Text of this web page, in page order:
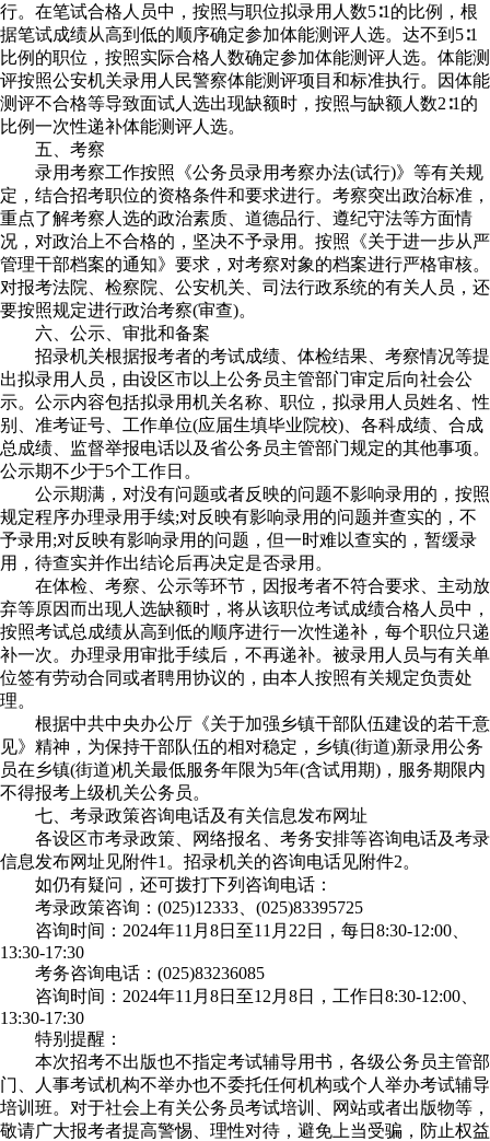
行。在笔试合格人员中，按照与职位拟录用人数5∶1的比例，根
据笔试成绩从高到低的顺序确定参加体能测评人选。达不到5∶1
比例的职位，按照实际合格人数确定参加体能测评人选。体能测
评按照公安机关录用人民警察体能测评项目和标准执行。因体能
测评不合格等导致面试人选出现缺额时，按照与缺额人数2∶1的
比例一次性递补体能测评人选。
五、考察
录用考察工作按照《公务员录用考察办法(试行)》等有关规
定，结合招考职位的资格条件和要求进行。考察突出政治标准，
重点了解考察人选的政治素质、道德品行、遵纪守法等方面情
况，对政治上不合格的，坚决不予录用。按照《关于进一步从严
管理干部档案的通知》要求，对考察对象的档案进行严格审核。
对报考法院、检察院、公安机关、司法行政系统的有关人员，还
要按照规定进行政治考察(审查)。
六、公示、审批和备案
招录机关根据报考者的考试成绩、体检结果、考察情况等提
出拟录用人员，由设区市以上公务员主管部门审定后向社会公
示。公示内容包括拟录用机关名称、职位，拟录用人员姓名、性
别、准考证号、工作单位(应届生填毕业院校)、各科成绩、合成
总成绩、监督举报电话以及省公务员主管部门规定的其他事项。
公示期不少于5个工作日。
公示期满，对没有问题或者反映的问题不影响录用的，按照
规定程序办理录用手续;对反映有影响录用的问题并查实的，不
予录用;对反映有影响录用的问题，但一时难以查实的，暂缓录
用，待查实并作出结论后再决定是否录用。
在体检、考察、公示等环节，因报考者不符合要求、主动放
弃等原因而出现人选缺额时，将从该职位考试成绩合格人员中，
按照考试总成绩从高到低的顺序进行一次性递补，每个职位只递
补一次。办理录用审批手续后，不再递补。被录用人员与有关单
位签有劳动合同或者聘用协议的，由本人按照有关规定负责处
理。
根据中共中央办公厅《关于加强乡镇干部队伍建设的若干意
见》精神，为保持干部队伍的相对稳定，乡镇(街道)新录用公务
员在乡镇(街道)机关最低服务年限为5年(含试用期)，服务期限内
不得报考上级机关公务员。
七、考录政策咨询电话及有关信息发布网址
各设区市考录政策、网络报名、考务安排等咨询电话及考录
信息发布网址见附件1。招录机关的咨询电话见附件2。
如仍有疑问，还可拨打下列咨询电话：
考录政策咨询：(025)12333、(025)83395725
咨询时间：2024年11月8日至11月22日，每日8:30-12:00、
13:30-17:30
考务咨询电话：(025)83236085
咨询时间：2024年11月8日至12月8日，工作日8:30-12:00、
13:30-17:30
特别提醒：
本次招考不出版也不指定考试辅导用书，各级公务员主管部
门、人事考试机构不举办也不委托任何机构或个人举办考试辅导
培训班。对于社会上有关公务员考试培训、网站或者出版物等，
敬请广大报考者提高警惕、理性对待，避免上当受骗，防止权益